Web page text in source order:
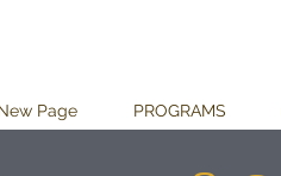
Page PROGRAMS